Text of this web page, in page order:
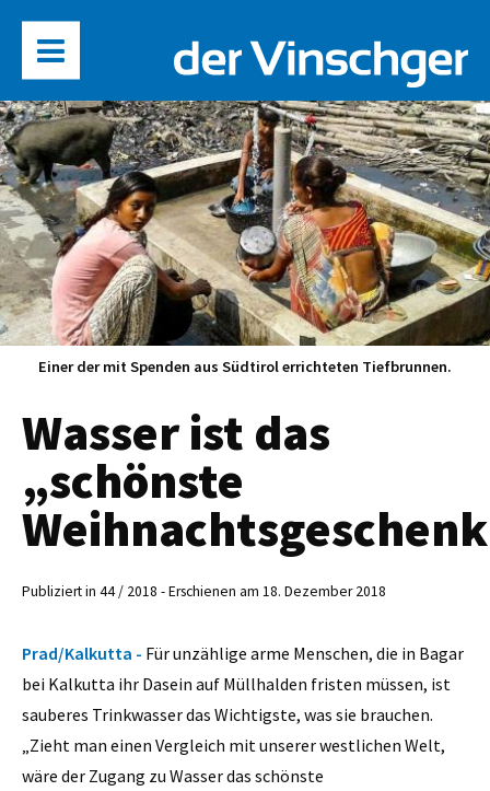
Einer der mit Spenden aus Südtirol errichteten Tiefbrunnen.
Wasser ist das
„schönste
Publiziert in 44 / 2018 - Erschienen am 18. Dezember 2018
Prad/Kalkutta - Für unzählige arme Menschen, die in Bagar
bei Kalkutta ihr Dasein auf Müllhalden fristen müssen, ist
sauberes Trinkwasser das Wichtigste, was sie brauchen.
„Zieht man einen Vergleich mit unserer westlichen Welt,
wäre der Zugang zu Wasser das schönste